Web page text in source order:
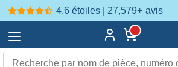
4.6 étoiles | 27,579+ avis